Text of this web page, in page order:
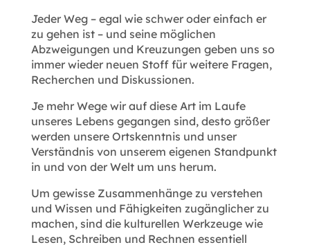
Jeder Weg – egal wie schwer oder einfach er
zu gehen ist – und seine möglichen
Abzweigungen und Kreuzungen geben uns so
immer wieder neuen Stoff für weitere Fragen,
Recherchen und Diskussionen.
Je mehr Wege wir auf diese Art im Laufe
unseres Lebens gegangen sind, desto größer
werden unsere Ortskenntnis und unser
Verständnis von unserem eigenen Standpunkt
in und von der Welt um uns herum.
Um gewisse Zusammenhänge zu verstehen
und Wissen und Fähigkeiten zugänglicher zu
machen, sind die kulturellen Werkzeuge wie
Lesen, Schreiben und Rechnen essentiell